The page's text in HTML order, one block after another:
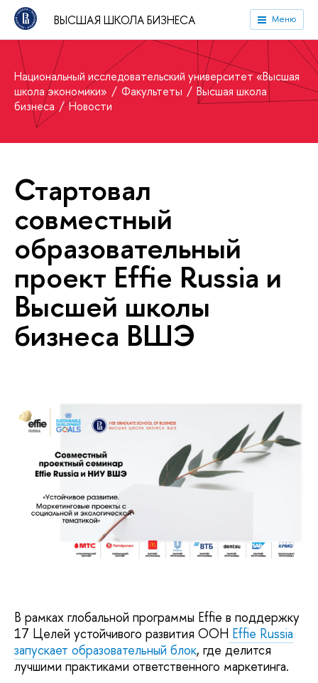
ВЫСШАЯ ШКОЛА БИЗНЕСА Меню
Национальный исследовательский университет «Высшая
школа экономики»
Факультеты
Высшая школа
бизнеса
Новости
Стартовал
совместный
образовательный
проект Effie Russia и
Высшей школы
бизнеса ВШЭ
В рамках глобальной программы Effie в поддержку
17 Целей устойчивого развития ООН Effie Russia
запускает образовательный блок, где делится
лучшими практиками ответственного маркетинга.